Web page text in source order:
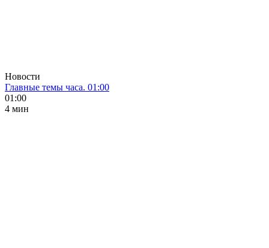
Новости
Главные темы часа. 01:00
01:00
4 мин